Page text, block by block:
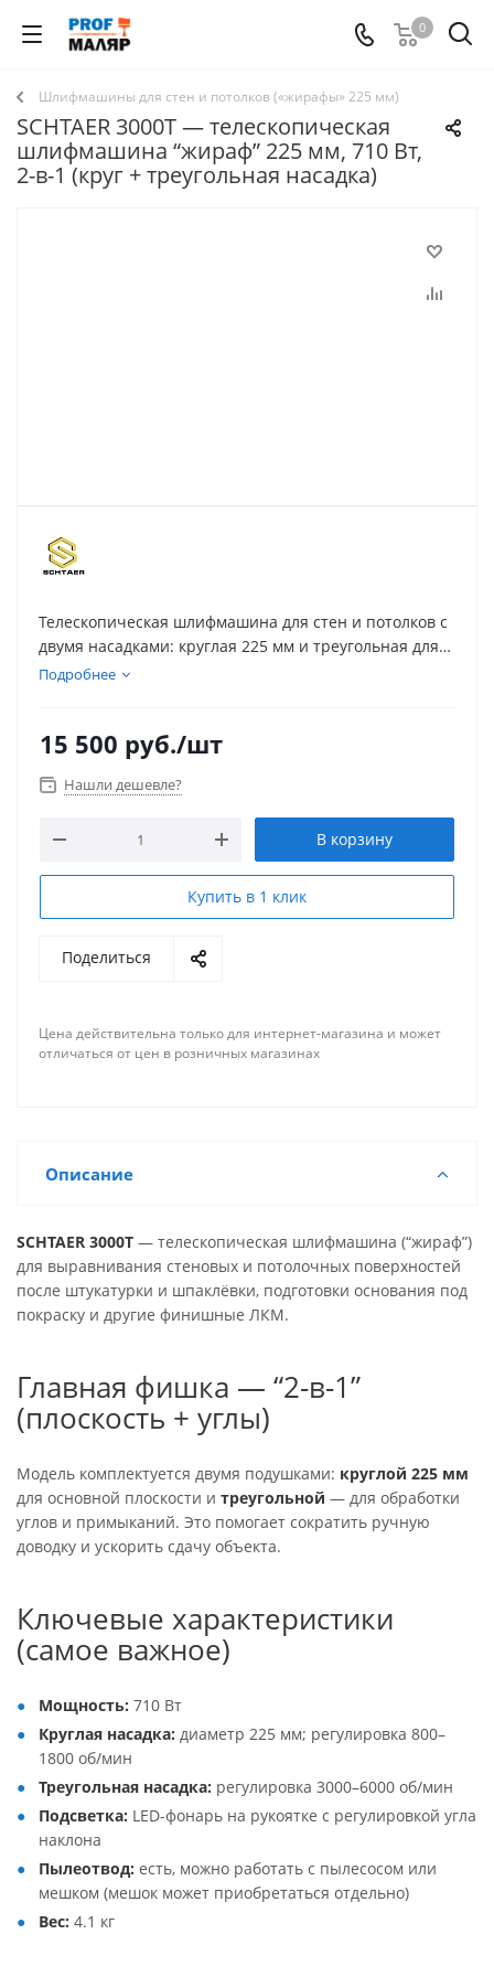
0
Шлифмашины для стен и потолков («жирафы» 225 мм)
SCHTAER 3000T — телескопическая
шлифмашина “жираф” 225 мм, 710 Вт,
2-в-1 (круг + треугольная насадка)
Телескопическая шлифмашина для стен и потолков с
двумя насадками: круглая 225 мм и треугольная для
проработки углов. Регулировка оборотов раздельно
мешком — опционально).
Подробнее
15 500 руб./шт
Нашли дешевле?
В корзину
Купить в 1 клик
Поделиться
Цена действительна только для интернет-магазина и может
отличаться от цен в розничных магазинах
Описание
SCHTAER 3000T — телескопическая шлифмашина (“жираф”)
для выравнивания стеновых и потолочных поверхностей
после штукатурки и шпаклёвки, подготовки основания под
покраску и другие финишные ЛКМ.
Главная фишка — “2-в-1”
(плоскость + углы)
Модель комплектуется двумя подушками: круглой 225 мм
для основной плоскости и треугольной — для обработки
углов и примыканий. Это помогает сократить ручную
доводку и ускорить сдачу объекта.
Ключевые характеристики
(самое важное)
Мощность: 710 Вт
Круглая насадка: диаметр 225 мм; регулировка 800–
1800 об/мин
Треугольная насадка: регулировка 3000–6000 об/мин
Подсветка: LED-фонарь на рукоятке с регулировкой угла
наклона
Пылеотвод: есть, можно работать с пылесосом или
мешком (мешок может приобретаться отдельно)
Вес: 4.1 кг